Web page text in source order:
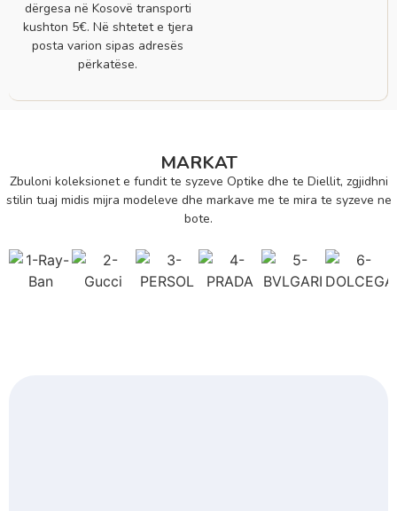
dërgesa në Kosovë transporti
kushton 5€. Në shtetet e tjera
posta varion sipas adresës
përkatëse.
MARKAT
Zbuloni koleksionet e fundit te syzeve Optike dhe te Diellit, zgjidhni
stilin tuaj midis mijra modeleve dhe markave me te mira te syzeve ne
bote.